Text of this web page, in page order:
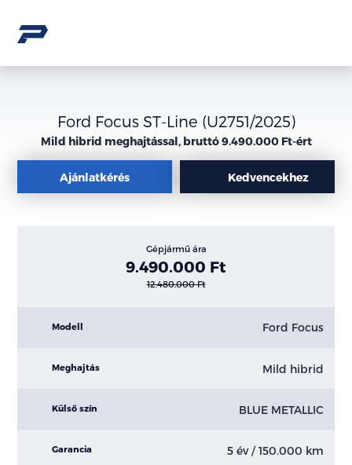
Ford Focus ST-Line (U2751/2025)
Mild hibrid meghajtással, bruttó 9.490.000 Ft-ért
Ajánlatkérés Kedvencekhez
Gépjármű ára
9.490.000 Ft
12.480.000 Ft
Modell Ford Focus
Meghajtás Mild hibrid
Külső szín BLUE METALLIC
Garancia 5 év / 150.000 km